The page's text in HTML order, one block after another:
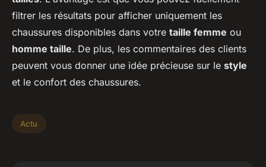
filtrer les résultats pour afficher uniquement les
chaussures disponibles dans votre taille femme ou
homme taille. De plus, les commentaires des clients
peuvent vous donner une idée précieuse sur le style
et le confort des chaussures.
Actu